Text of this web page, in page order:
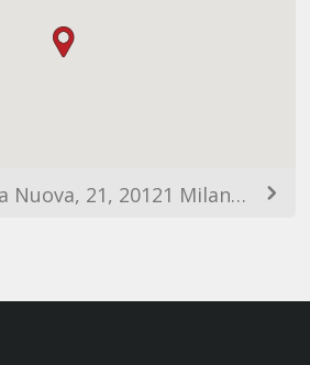
Bastioni di Porta Nuova, 21, 20121 Milano MI, Italy